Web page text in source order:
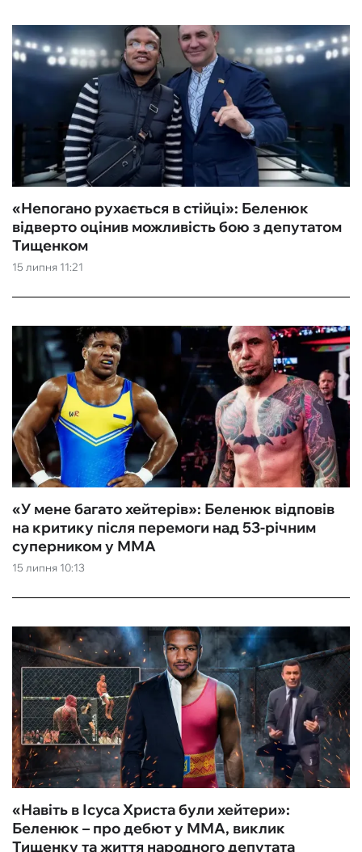
15 липня 11:21
«‎Непогано рухається в стійці»: Беленюк
відверто оцінив можливість бою з депутатом
Тищенком
15 липня 10:13
«‎У мене багато хейтерів»: Беленюк відповів
на критику після перемоги над 53-річним
суперником у ММА
«Навіть в Ісуса Христа були хейтери»:
Беленюк – про дебют у ММА, виклик
Тищенку та життя народного депутата